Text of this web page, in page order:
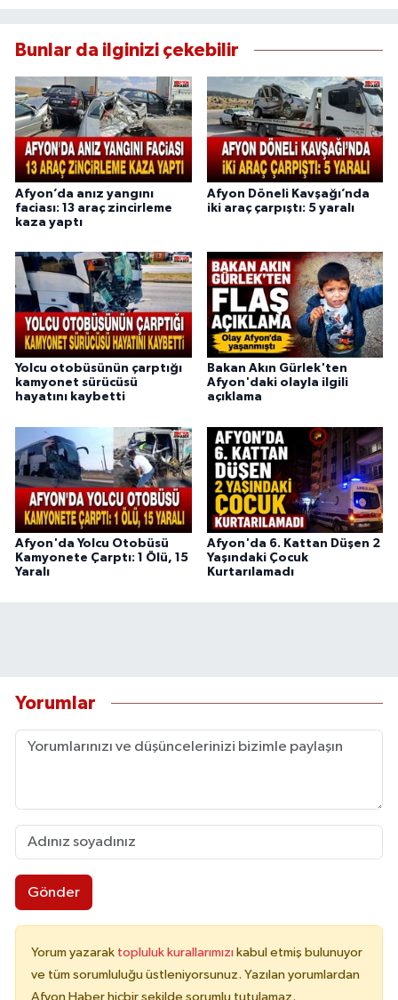
Bunlar da ilginizi çekebilir
Afyon’da anız yangını
faciası: 13 araç zincirleme
kaza yaptı
Afyon Döneli Kavşağı’nda
iki araç çarpıştı: 5 yaralı
Yolcu otobüsünün çarptığı
kamyonet sürücüsü
hayatını kaybetti
Bakan Akın Gürlek'ten
Afyon'daki olayla ilgili
açıklama
Afyon'da Yolcu Otobüsü
Kamyonete Çarptı: 1 Ölü, 15
Yaralı
Afyon'da 6. Kattan Düşen 2
Yaşındaki Çocuk
Kurtarılamadı
Yorumlar
Gönder
Yorum yazarak topluluk kurallarımızı kabul etmiş bulunuyor
ve tüm sorumluluğu üstleniyorsunuz. Yazılan yorumlardan
Afyon Haber hiçbir şekilde sorumlu tutulamaz.